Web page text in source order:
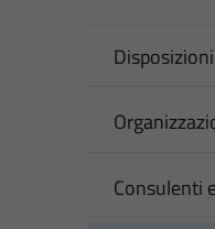
Consulenti